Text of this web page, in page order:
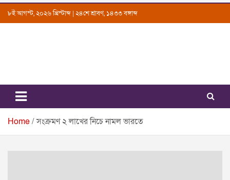
Skip৮ই আগস্ট, ২০২৬ খ্রিস্টাব্দ | ২৪শে শ্রাবণ, ১৪৩৩ বঙ্গাব্দ
Uttarkantho
News Portal
Home সংক্রমণ ২ লাখের নিচে নামল ভারতে